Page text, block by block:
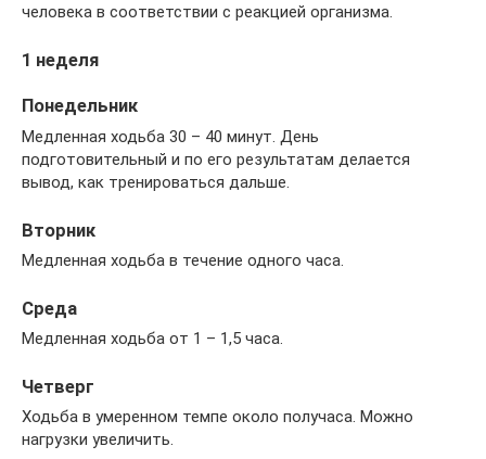
человека в соответствии с реакцией организма.
1 неделя
Понедельник
Медленная ходьба 30 – 40 минут. День
подготовительный и по его результатам делается
вывод, как тренироваться дальше.
Вторник
Медленная ходьба в течение одного часа.
Среда
Медленная ходьба от 1 – 1,5 часа.
Четверг
Ходьба в умеренном темпе около получаса. Можно
нагрузки увеличить.